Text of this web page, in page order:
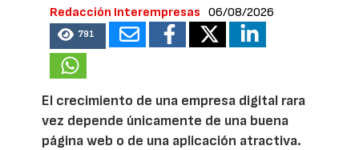
Redacción Interempresas 06/08/2026
791
El crecimiento de una empresa digital rara
vez depende únicamente de una buena
página web o de una aplicación atractiva.